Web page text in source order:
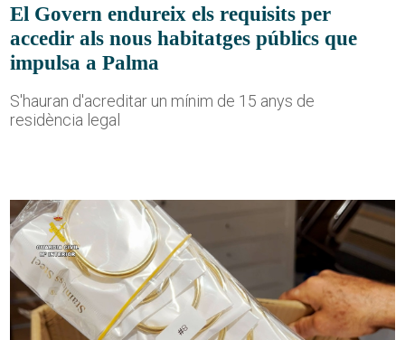
El Govern endureix els requisits per
accedir als nous habitatges públics que
impulsa a Palma
S'hauran d'acreditar un mínim de 15 anys de
residència legal